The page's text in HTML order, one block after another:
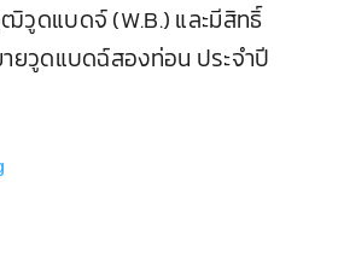
วูดแบดจ์ (W.B.) และมีสิทธิ์
ยวูดแบดฉ์สองท่อน ประจำปี